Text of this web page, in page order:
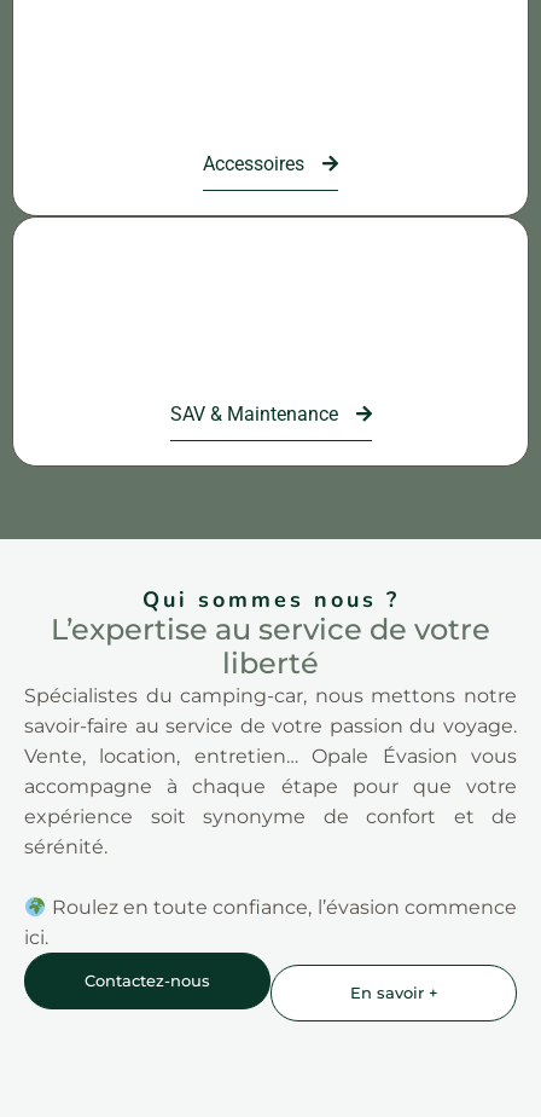
Accessoires
SAV & Maintenance
Qui sommes nous ?
L’expertise au service de votre
liberté
Spécialistes du camping-car, nous mettons notre
savoir-faire au service de votre passion du voyage.
Vente, location, entretien… Opale Évasion vous
accompagne à chaque étape pour que votre
expérience soit synonyme de confort et de
sérénité.
Roulez en toute confiance, l’évasion commence
ici.
Contactez-nous
En savoir +